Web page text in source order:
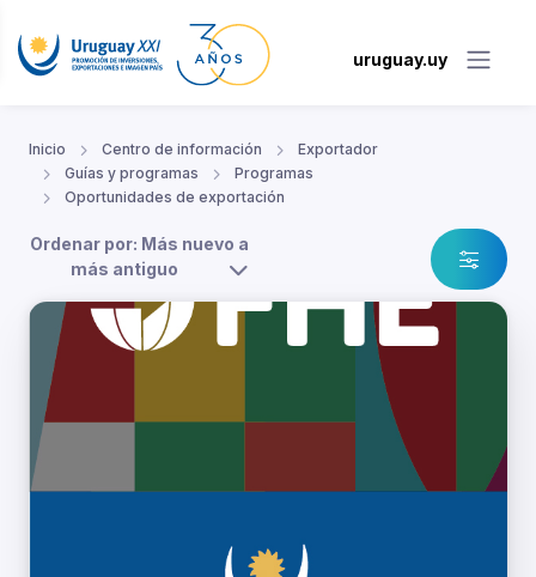
uruguay.uy
Inicio Centro de información
Exportador
Guías y programas
Programas
Oportunidades de exportación
Ordenar por: Más nuevo a
más antiguo